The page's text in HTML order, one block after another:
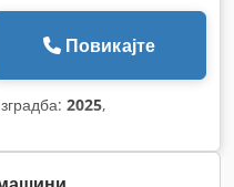
Повикајте
2025,